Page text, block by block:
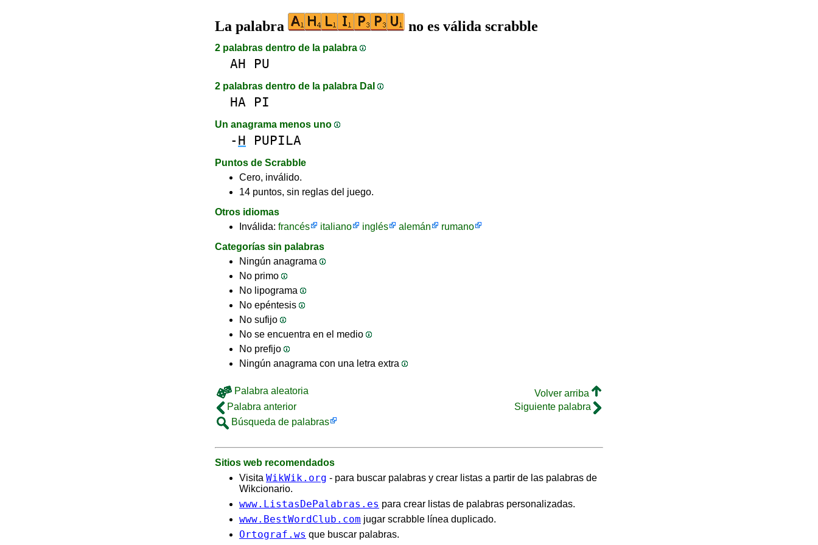
La palabra no es válida scrabble
2 palabras dentro de la palabra
AH PU
2 palabras dentro de la palabra DaI
HA PI
Un anagrama menos uno
- H PUPILA
Puntos de Scrabble
Cero, inválido.
14 puntos, sin reglas del juego.
Otros idiomas
Inválida: francés italiano inglés alemán
rumano
Categorías sin palabras
Ningún anagrama
No primo
No lipograma
No epéntesis
No sufijo
No se encuentra en el medio
No prefijo
Ningún anagrama con una letra extra
Palabra aleatoria
Volver arriba
Palabra anterior
Siguiente palabra
Búsqueda de palabras
Sitios web recomendados
Visita WikWik.org - para buscar palabras y crear listas a partir de las palabras de
Wikcionario.
www.ListasDePalabras.es para crear listas de palabras personalizadas.
www.BestWordClub.com jugar scrabble línea duplicado.
Ortograf.ws que buscar palabras.